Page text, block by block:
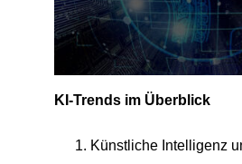
KI-Trends im Überblick
Künstliche Intelligenz